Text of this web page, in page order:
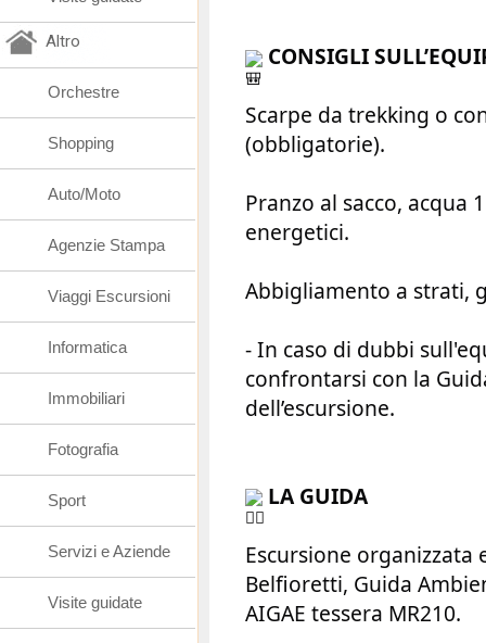
CONSIGLI
Scarpe da trekking o
(obbligatorie).
Pranzo al sacco, acqua
energetici.
Abbigliamento a strati,
- In caso di dubbi
confrontarsi con la
dell’escursione.
LA GUIDA
Escursione organizzata
Belfioretti, Guida
AIGAE tessera MR210.
Altro
Orchestre
Shopping
Auto/Moto
Agenzie Stampa
Viaggi Escursioni
Informatica
Immobiliari
Fotografia
Sport
Servizi e Aziende
Visite guidate